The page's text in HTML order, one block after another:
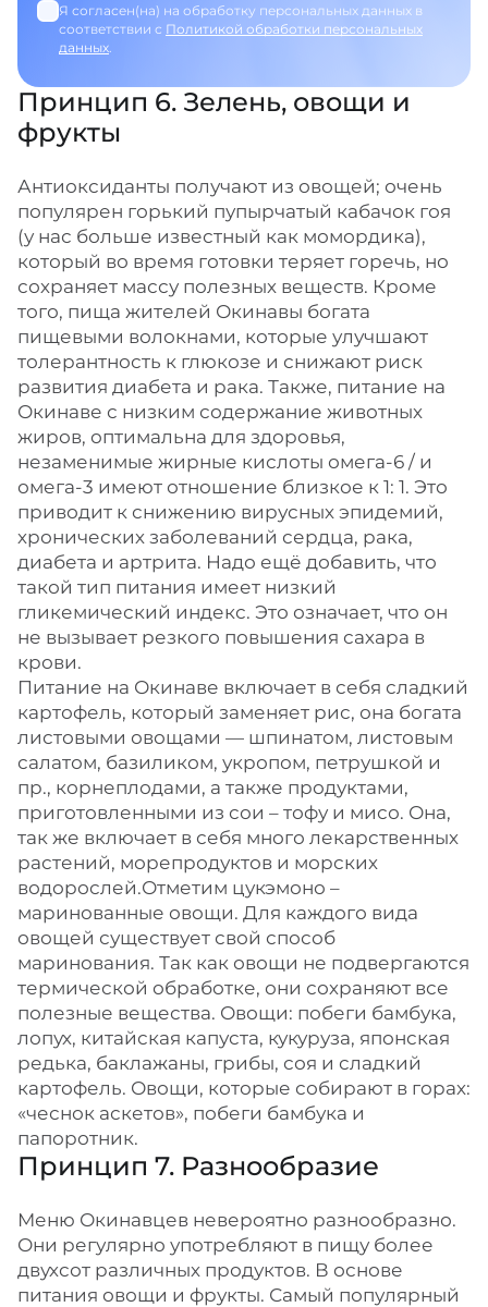
Я согласен(на) на обработку персональных данных в
соответствии с Политикой обработки персональных
данных
Принцип 6. Зелень, овощи и
фрукты
Антиоксиданты получают из овощей; очень
популярен горький пупырчатый кабачок гоя
(у нас больше известный как момордика),
который во время готовки теряет горечь, но
сохраняет массу полезных веществ. Кроме
того, пища жителей Окинавы богата
пищевыми волокнами, которые улучшают
толерантность к глюкозе и снижают риск
развития диабета и рака. Также, питание на
Окинаве с низким содержание животных
жиров, оптимальна для здоровья,
незаменимые жирные кислоты омега-6 / и
омега-3 имеют отношение близкое к 1: 1. Это
приводит к снижению вирусных эпидемий,
хронических заболеваний сердца, рака,
диабета и артрита. Надо ещё добавить, что
такой тип питания имеет низкий
гликемический индекс. Это означает, что он
не вызывает резкого повышения сахара в
крови.
Питание на Окинаве включает в себя сладкий
картофель, который заменяет рис, она богата
листовыми овощами — шпинатом, листовым
салатом, базиликом, укропом, петрушкой и
пр., корнеплодами, а также продуктами,
приготовленными из сои – тофу и мисо. Она,
так же включает в себя много лекарственных
растений, морепродуктов и морских
водорослей.Отметим цукэмоно –
маринованные овощи. Для каждого вида
овощей существует свой способ
маринования. Так как овощи не подвергаются
термической обработке, они сохраняют все
полезные вещества. Овощи: побеги бамбука,
лопух, китайская капуста, кукуруза, японская
редька, баклажаны, грибы, соя и сладкий
картофель. Овощи, которые собирают в горах:
«чеснок аскетов», побеги бамбука и
папоротник.
Принцип 7. Разнообразие
Меню Окинавцев невероятно разнообразно.
Они регулярно употребляют в пищу более
двухсот различных продуктов. В основе
питания овощи и фрукты. Самый популярный